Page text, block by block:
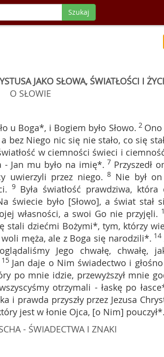
Szukaj
JAKO SŁOWA, ŚWIATŁOŚCI I
O SŁOWIE
u Boga*, i Bogiem było Słowo. 2
bez Niego nic się nie stało, co się
w ciemności świeci i
- Jan mu było na imię*. 7 Przyszedł
uwierzyli przez niego. 8 Nie był
9 Była światłość prawdziwa, która
świecie było [Słowo], a świat stał
własności, a swoi Go nie przyjęli.
stali dziećmi Bożymi*, tym, którzy
męża, ale z Boga się narodzili*. 14
Jego chwałę, chwałę,
15 Jan daje o Nim świadectwo i głośno
po mnie idzie, przewyższył mnie
otrzymali - łaskę po
i prawda przyszły przez Jezusa
jest w łonie Ojca, [o Nim] pouczył*.
- ŚWIADECTWA I ZNAKI